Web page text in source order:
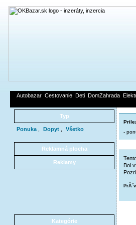
Autobazar Cestovanie Deti DomZahrada
Typ
Ponuka Dopyt Všetko
Reklamná plocha
Reklamy
Kategórie
-
Bol